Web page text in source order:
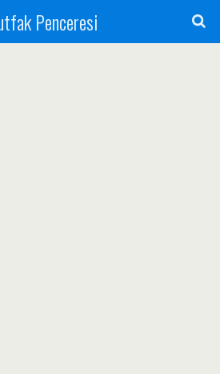
Penceresi